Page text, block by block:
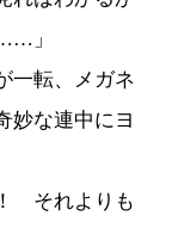
」
一転、メガネ
妙な連中にヨ
それよりも